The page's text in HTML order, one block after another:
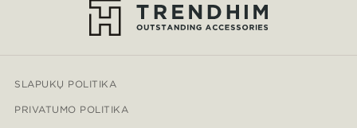
SLAPUKŲ POLITIKA
PRIVATUMO POLITIKA